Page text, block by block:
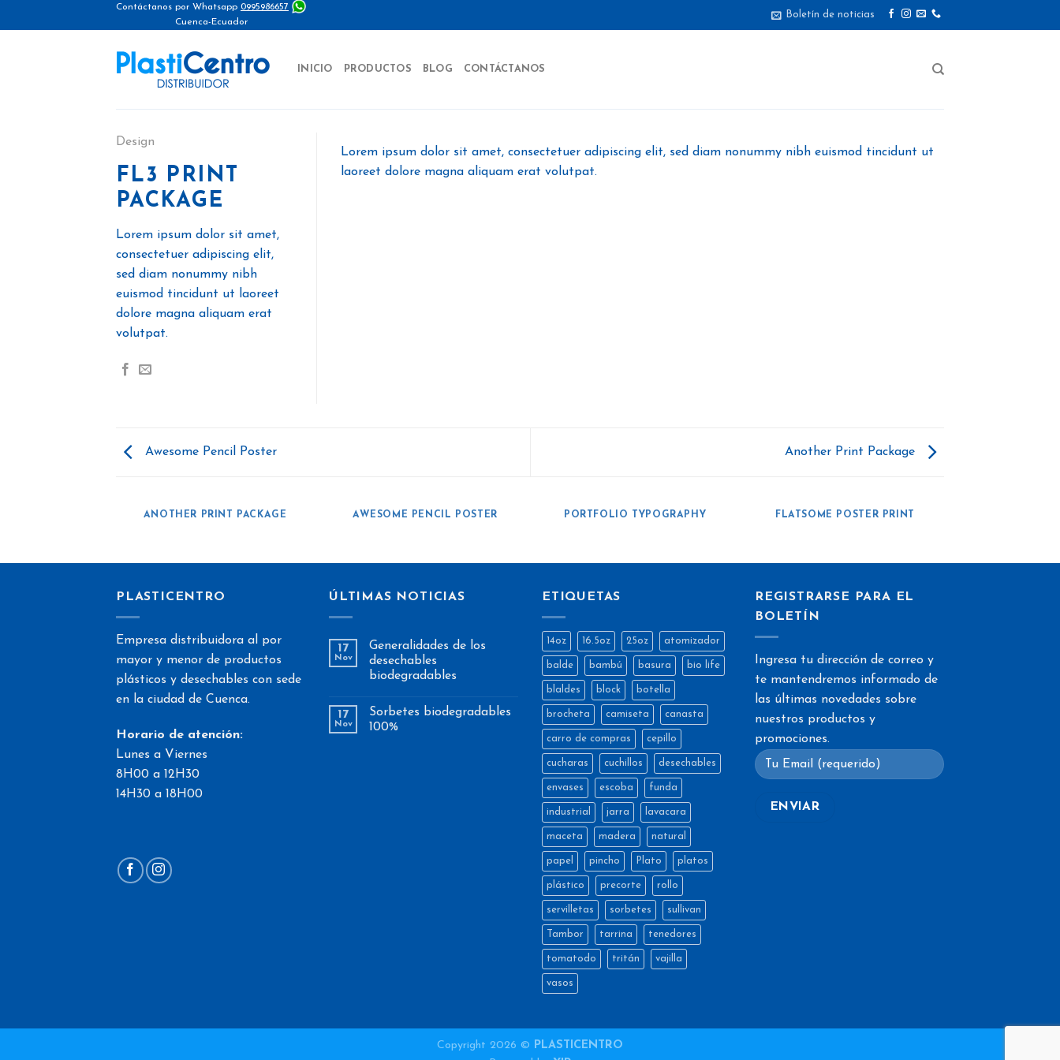
to
Contáctanos por Whatsapp 0995986657
Cuenca-Ecuador
Boletín de noticias
INICIO PRODUCTOS BLOG CONTÁCTANOS
Design
FL3 PRINT
PACKAGE
Lorem ipsum dolor sit amet,
consectetuer adipiscing elit,
sed diam nonummy nibh
euismod tincidunt ut laoreet
dolore magna aliquam erat
volutpat.
Lorem ipsum dolor sit amet, consectetuer adipiscing elit, sed diam nonummy nibh euismod tincidunt ut
laoreet dolore magna aliquam erat volutpat.
Awesome Pencil Poster Another Print Package
ANOTHER PRINT PACKAGE AWESOME PENCIL POSTER PORTFOLIO TYPOGRAPHY FLATSOME POSTER PRINT
PLASTICENTRO
Empresa distribuidora al por
mayor y menor de productos
plásticos y desechables con sede
en la ciudad de Cuenca.
Horario de atención:
Lunes a Viernes
8H00 a 12H30
14H30 a 18H00
ÚLTIMAS NOTICIAS
17
Nov
Generalidades de los
desechables
biodegradables
17
Nov
Sorbetes biodegradables
100%
ETIQUETAS
14oz 16.5oz 25oz atomizador
balde bambú basura bio life
blaldes block botella
brocheta camiseta canasta
carro de compras cepillo
cucharas cuchillos desechables
envases escoba funda
industrial jarra lavacara
maceta madera natural
papel pincho Plato platos
plástico precorte rollo
servilletas sorbetes sullivan
Tambor tarrina tenedores
tomatodo tritán vajilla
vasos
REGISTRARSE PARA EL
BOLETÍN
Ingresa tu dirección de correo y
te mantendremos informado de
las últimas novedades sobre
nuestros productos y
promociones.
Copyright 2026 © PLASTICENTRO